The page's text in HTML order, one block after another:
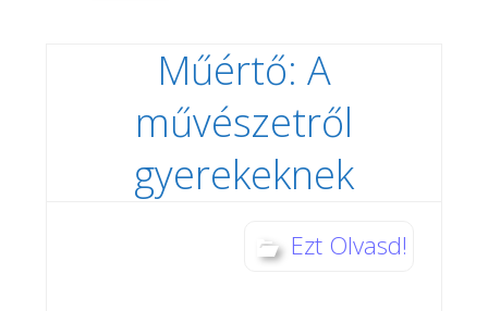
Műértő: A
művészetről
gyerekeknek
Ezt Olvasd!